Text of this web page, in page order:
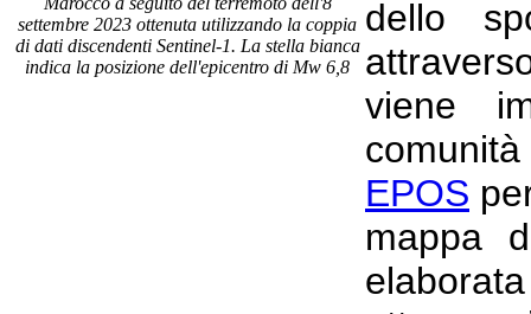
settembre 2023 ottenuta utilizzando la coppia
di dati discendenti Sentinel-1. La stella bianca
indica la posizione dell'epicentro di Mw 6,8
dello
viene
EPOS
mappa